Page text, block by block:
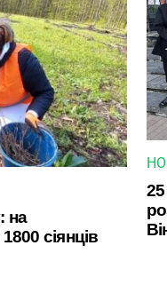
на
сіянців
25